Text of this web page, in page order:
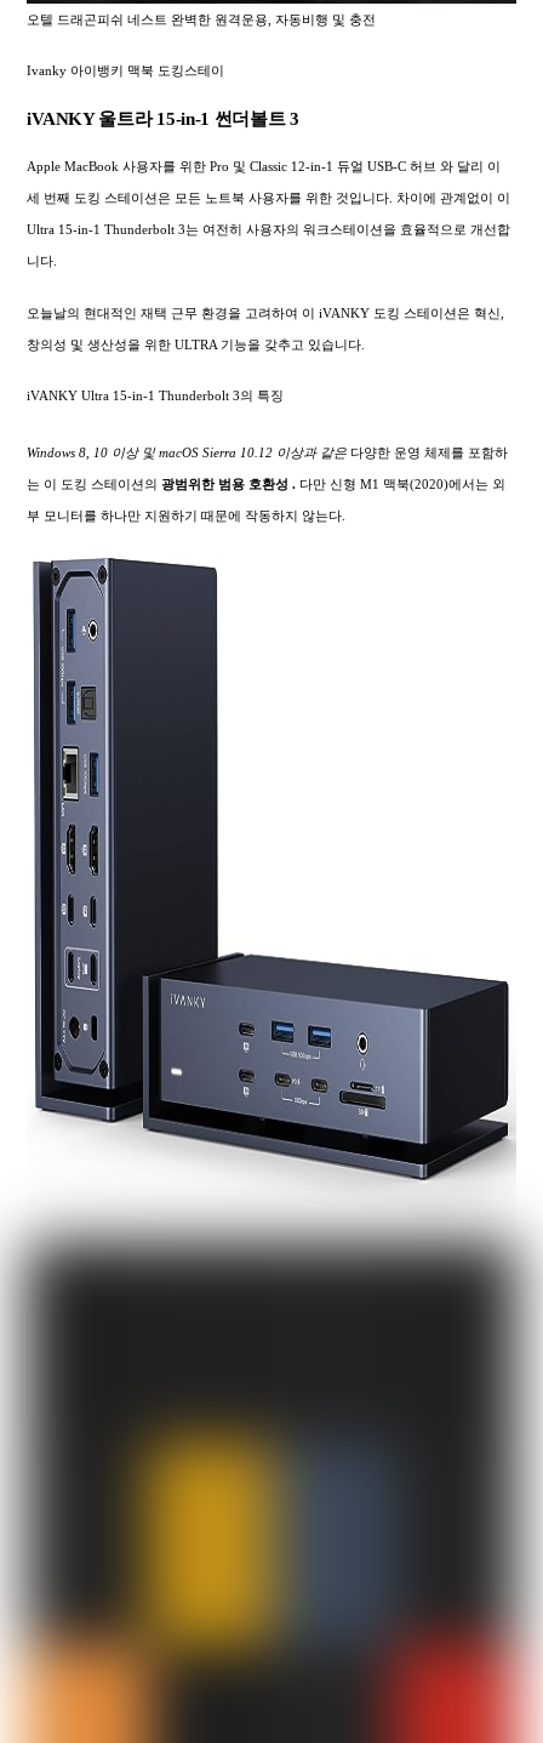
오텔 드래곤피쉬 네스트 완벽한 원격운용, 자동비행 및 충전
Ivanky 아이뱅키 맥북 도킹스테이
iVANKY 울트라 15-in-1 썬더볼트 3
Apple MacBook 사용자를 위한 Pro 및 Classic 12-in-1 듀얼 USB-C 허브 와 달리 이
세 번째 도킹 스테이션은 모든 노트북 사용자를 위한 것입니다. 차이에 관계없이 이
Ultra 15-in-1 Thunderbolt 3는 여전히 사용자의 워크스테이션을 효율적으로 개선합
니다.
오늘날의 현대적인 재택 근무 환경을 고려하여 이 iVANKY 도킹 스테이션은 혁신,
창의성 및 생산성을 위한 ULTRA 기능을 갖추고 있습니다.
iVANKY Ultra 15-in-1 Thunderbolt 3의 특징
Windows 8, 10 이상 및 macOS Sierra 10.12 이상과 같은 다양한 운영 체제를 포함하
는 이 도킹 스테이션의광범위한 범용 호환성 . 다만 신형 M1 맥북(2020)에서는 외
부 모니터를 하나만 지원하기 때문에 작동하지 않는다.